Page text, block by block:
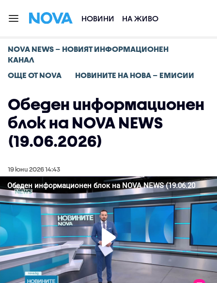
НОВИНИ НА ЖИВО
NOVA NEWS – НОВИЯТ ИНФОРМАЦИОНЕН
КАНАЛ
ОЩЕ ОТ NOVA
НОВИНИТЕ НА НОВА – ЕМИСИИ
Обеден информационен
блок на NOVA NEWS
(19.06.2026)
19 юни 2026 14:43